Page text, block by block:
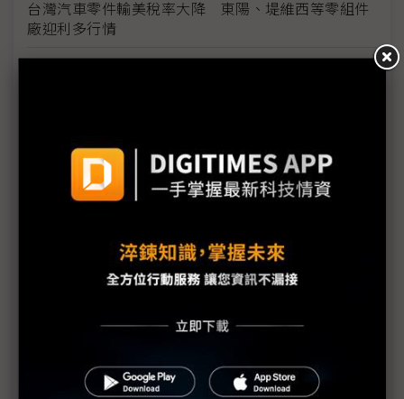
台灣汽車零件輸美稅率大降 東陽、堤維西等零組件
廠迎利多行情
台美關稅與能源價格成兩大關鍵 尚騰看好2H26車市
模組拚2027放量
規避關稅大打平價與豪奢雙戰線 中系電動車4月歐
裕融嚴陳莉蓮：汽車、出行與用車事業的協同發展
AI應用與綠能發展推動創新
回應232關稅優惠上路 東陽：對台灣汽車零件產業
新纖：地緣風險是危機也是轉機 三大布局推進成長